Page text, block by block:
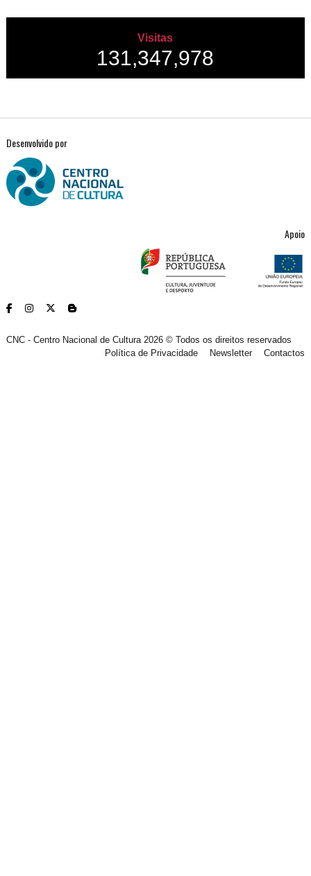
Visitas
131,347,978
Desenvolvido por
Apoio
CNC - Centro Nacional de Cultura 2026 © Todos os direitos reservados
Política de Privacidade
Newsletter Contactos